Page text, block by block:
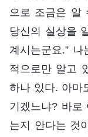
으로 조금은 알
당신의 실상을
계시는군요.”
적으로만 알고
하나 있다. 아마
기겠느냐? 바로
는지 안다는 것